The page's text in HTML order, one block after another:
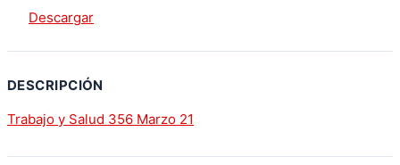
Descargar
DESCRIPCIÓN
Trabajo y Salud 356 Marzo 21